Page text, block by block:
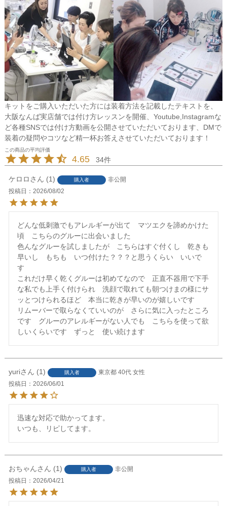
キットをご購入いただいた方には装着方法を記載したテキストを、
大阪なんば実店舗では付け方レッスンを開催、Youtube,Instagramな
ど各種SNSでは付け方動画を公開させていただいております、DMで
装着の疑問やコツなど精一杯お答えさせていただいております！
4.65 34
ケロロ 1 購入者
非公開
投稿日
2026/08/02
どんな低刺激でもアレルギーが出て　マツエクを諦めかけた
頃　こちらのグルーに出会いました
色んなグルーを試しましたが　こちらはすぐ付くし　乾きも
早いし　もちも　いつ付けた？？？と思うくらい　いいで
す
これだけ早く乾くグルーは初めてなので　正直不器用で下手
な私でも上手く付けられ　洗顔で取れても朝つけまの様にサ
ッとつけられるほど　本当に乾きが早いのが嬉しいです
リムーバーで取らなくていいのが　さらに気に入ったところ
です　グルーのアレルギーがない人でも　こちらを使って欲
yuri 1 購入者 東京都 40代 女性
投稿日
2026/06/01
迅速な対応で助かってます。
いつも、リピしてます。
おちゃん 1 購入者
非公開
投稿日
2026/04/21